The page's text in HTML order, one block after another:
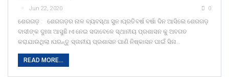
Jun 22, 2020 0
ଶେରଗଡ଼ : ଶେରଗଡ଼ର ନାଳ ବ୍ୟବସ୍ଥା ସୁନ।ପ୍ରତିବର୍ଷ ବର୍ଷା ଦିନ ଆସିଲେ ଶେରଗଡ଼
ବାସୀଙ୍କ ଦୁଃଖ ଆସୁଛି।ଏ ନେଇ ସଦାବେଳେ ସ୍ଥାନୀୟ ପ୍ରଶାସନ କୁ ଅବଗତ
କରାଯାଉଥିଲା।ପରନ୍ତୁ ସ୍ତାନୀୟ ପ୍ରଶାସନ ପାଣି ନିଷ୍କାସନ ପାଇଁ ସିନା…
READ MORE...